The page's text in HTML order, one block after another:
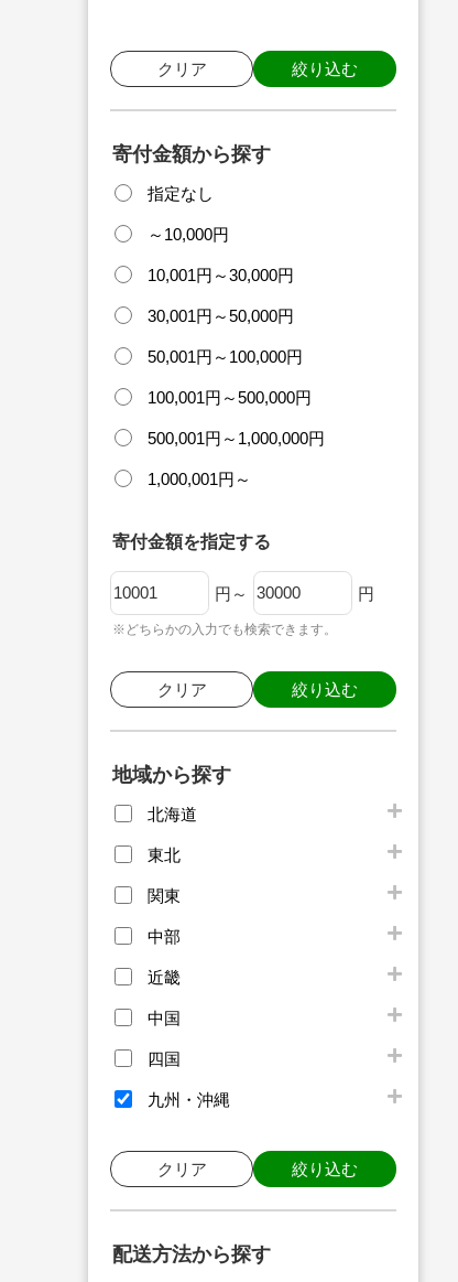
クリア 絞り込む
寄付金額から探す
指定なし
～10,000円
10,001円～30,000円
30,001円～50,000円
50,001円～100,000円
100,001円～500,000円
500,001円～1,000,000円
1,000,001円～
寄付金額を指定する
円～ 円
※どちらかの入力でも検索できます。
クリア 絞り込む
地域から探す
北海道
東北
関東
中部
近畿
中国
四国
九州・沖縄
クリア 絞り込む
配送方法から探す